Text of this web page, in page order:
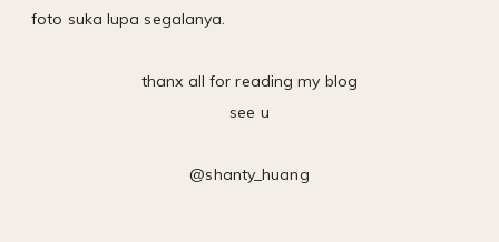
foto suka lupa segalanya.
thanx all for reading my blog
see u
@shanty_huang